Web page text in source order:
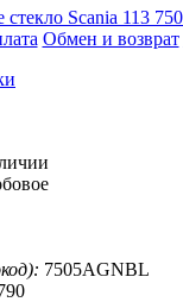
Обмен и возврат
7505AGNBL